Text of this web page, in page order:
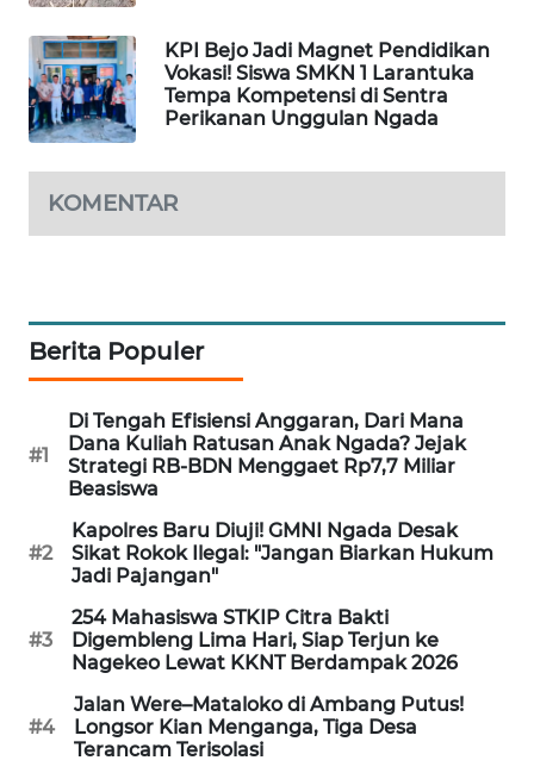
KPI Bejo Jadi Magnet Pendidikan
Vokasi! Siswa SMKN 1 Larantuka
Tempa Kompetensi di Sentra
Perikanan Unggulan Ngada
KOMENTAR
Berita Populer
#1
Di Tengah Efisiensi Anggaran, Dari Mana
Dana Kuliah Ratusan Anak Ngada? Jejak
Strategi RB-BDN Menggaet Rp7,7 Miliar
Beasiswa
#2
Kapolres Baru Diuji! GMNI Ngada Desak
Sikat Rokok Ilegal: "Jangan Biarkan Hukum
Jadi Pajangan"
#3
254 Mahasiswa STKIP Citra Bakti
Digembleng Lima Hari, Siap Terjun ke
Nagekeo Lewat KKNT Berdampak 2026
#4
Jalan Were–Mataloko di Ambang Putus!
Longsor Kian Menganga, Tiga Desa
Terancam Terisolasi
MEDAN
NEWS
METRO
JAKARTA
KRT
NEWS
NEWS
MARITIM
HUMBANG
GARONGGANG
FISUELRI
ENERGI